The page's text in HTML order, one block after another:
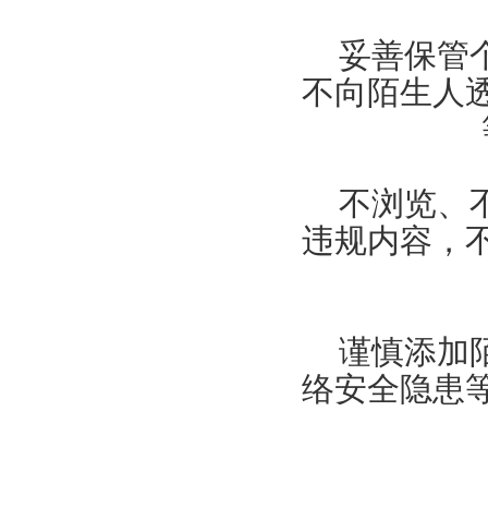
妥善保管
不向陌生人
不浏览、
违规内容，
谨慎添加
络安全隐患